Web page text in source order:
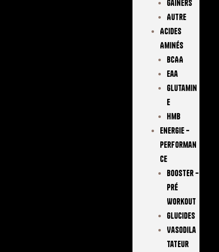
Gainers
Autre
Acides
Aminés
BCAA
Eaa
Glutamin
E
Hmb
Energie –
Performan
Ce
Booster –
Pré
Workout
Glucides
Vasodila
Tateur